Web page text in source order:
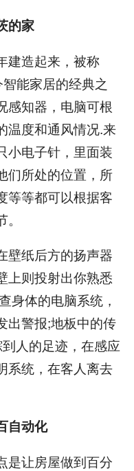
家
造起来，被称
能家居的经典之
感知器，电脑可根
温度和通风情况.来
小电子针，里面装
们所处的位置，所
等等都可以根据客
纸后方的扬声器
上则投射出你熟悉
身体的电脑系统，
出警报;地板中的传
人的足迹，在感应
系统，在客人离去
自动化
让房屋做到百分